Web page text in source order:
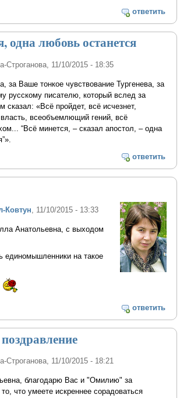
ответить
одна любовь останется
Строганова, 11/10/2015 - 18:35
за Ваше тонкое чувствование Тургенева, за
русскому писателю, который вслед за
сказал: «Всё пройдет, всё исчезнет,
всеобъемлющий гений, всё
“Всё минется, – сказал апостол, – одна
ответить
Ковтун , 11/10/2015 - 13:33
Анатольевна, с выходом
единомышленники на такое
ответить
Строганова, 11/10/2015 - 18:21
благодарю Вас и "Омилию" за
что умеете искреннее сорадоваться